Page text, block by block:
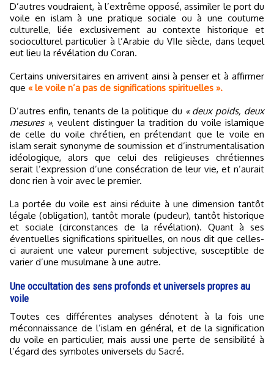
D’autres voudraient, à l’extrême opposé, assimiler le port du
voile en islam à une pratique sociale ou à une coutume
culturelle, liée exclusivement au contexte historique et
socioculturel particulier à l’Arabie du VIIe siècle, dans lequel
eut lieu la révélation du Coran.
Certains universitaires en arrivent ainsi à penser et à affirmer
que « le voile n’a pas de significations spirituelles ».
D’autres enfin, tenants de la politique du « deux poids, deux
mesures », veulent distinguer la tradition du voile islamique
de celle du voile chrétien, en prétendant que le voile en
islam serait synonyme de soumission et d’instrumentalisation
idéologique, alors que celui des religieuses chrétiennes
serait l’expression d’une consécration de leur vie, et n’aurait
donc rien à voir avec le premier.
La portée du voile est ainsi réduite à une dimension tantôt
légale (obligation), tantôt morale (pudeur), tantôt historique
et sociale (circonstances de la révélation). Quant à ses
éventuelles significations spirituelles, on nous dit que celles-
ci auraient une valeur purement subjective, susceptible de
varier d’une musulmane à une autre.
Une occultation des sens profonds et universels propres au
voile
Toutes ces différentes analyses dénotent à la fois une
méconnaissance de l’islam en général, et de la signification
du voile en particulier, mais aussi une perte de sensibilité à
l’égard des symboles universels du Sacré.